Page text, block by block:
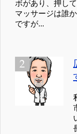
ボがあり、押し
マッサージは誰
ですが...